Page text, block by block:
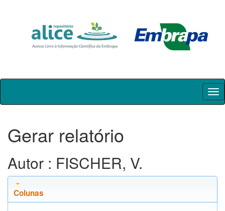
Skip
Gerar relatório
Autor : FISCHER, V.
Colunas